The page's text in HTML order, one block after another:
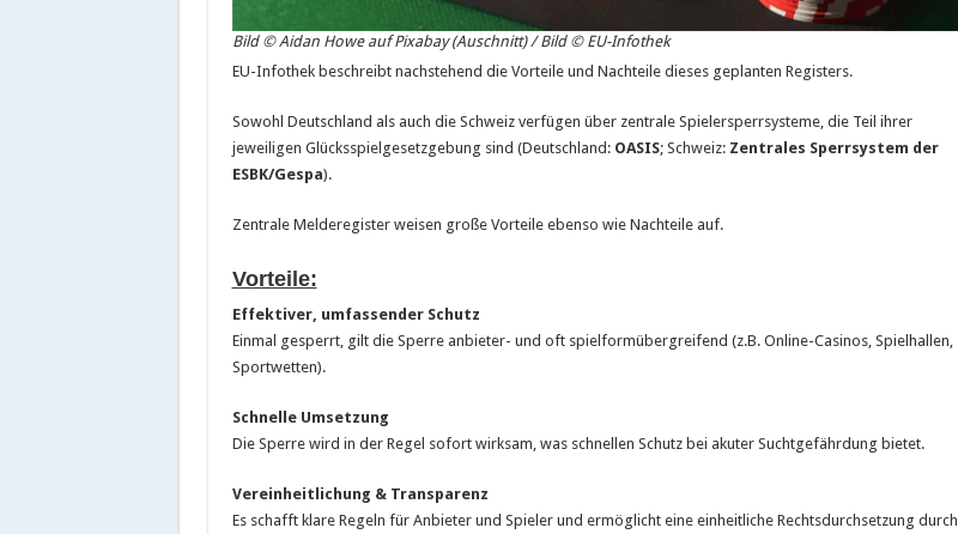
Bild © Aidan Howe auf Pixabay (Auschnitt) / Bild © EU-Infothek
EU-Infothek beschreibt nachstehend die Vorteile und Nachteile dieses geplanten Registers.
Sowohl Deutschland als auch die Schweiz verfügen über zentrale Spielersperrsysteme, die Teil ihrer
jeweiligen Glücksspielgesetzgebung sind (Deutschland: OASIS; Schweiz: Zentrales Sperrsystem der
ESBK/Gespa).
Zentrale Melderegister weisen große Vorteile ebenso wie Nachteile auf.
Vorteile:
Effektiver, umfassender Schutz
Einmal gesperrt, gilt die Sperre anbieter- und oft spielformübergreifend (z.B. Online-Casinos, Spielhallen,
Sportwetten).
Schnelle Umsetzung
Die Sperre wird in der Regel sofort wirksam, was schnellen Schutz bei akuter Suchtgefährdung bietet.
Vereinheitlichung & Transparenz
Es schafft klare Regeln für Anbieter und Spieler und ermöglicht eine einheitliche Rechtsdurchsetzung durch